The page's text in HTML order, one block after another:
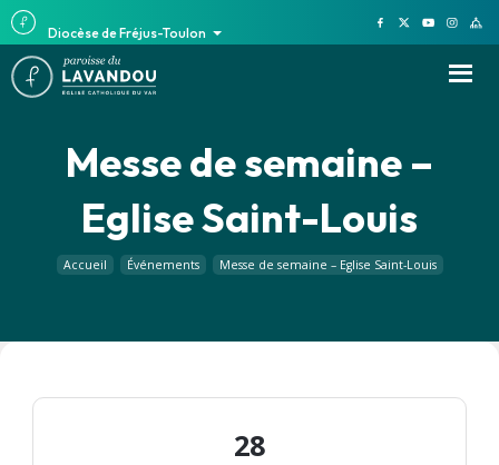
Diocèse de Fréjus-Toulon
Messe de semaine –
Eglise Saint-Louis
Accueil Événements Messe de semaine – Eglise Saint-Louis
28